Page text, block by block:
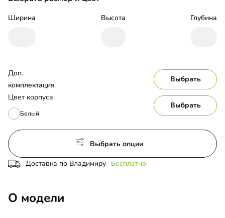
Ширина Высота Глубина
Цвет корпуса
Белый
Выбрать
Доп.
комплектация
Выбрать
Выбрать опции
Доставка по Владимиру Бесплатно
О модели